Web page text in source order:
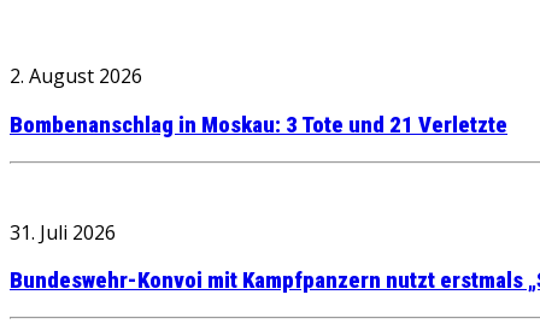
2. August 2026
Bombenanschlag in Moskau: 3 Tote und 21 Verletzte
31. Juli 2026
Bundeswehr-Konvoi mit Kampfpanzern nutzt erstmals